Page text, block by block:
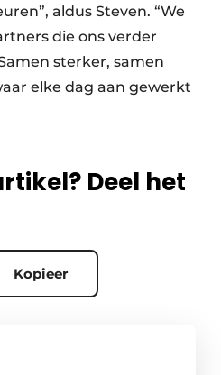
aldus Steven. “We
die ons verder
sterker, samen
elke dag aan gewerkt
Deel het
Kopieer